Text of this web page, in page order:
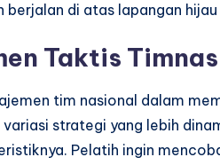
berjalan di atas lapangan
Taktis
tim nasional dalam
variasi strategi yang lebih
Pelatih ingin